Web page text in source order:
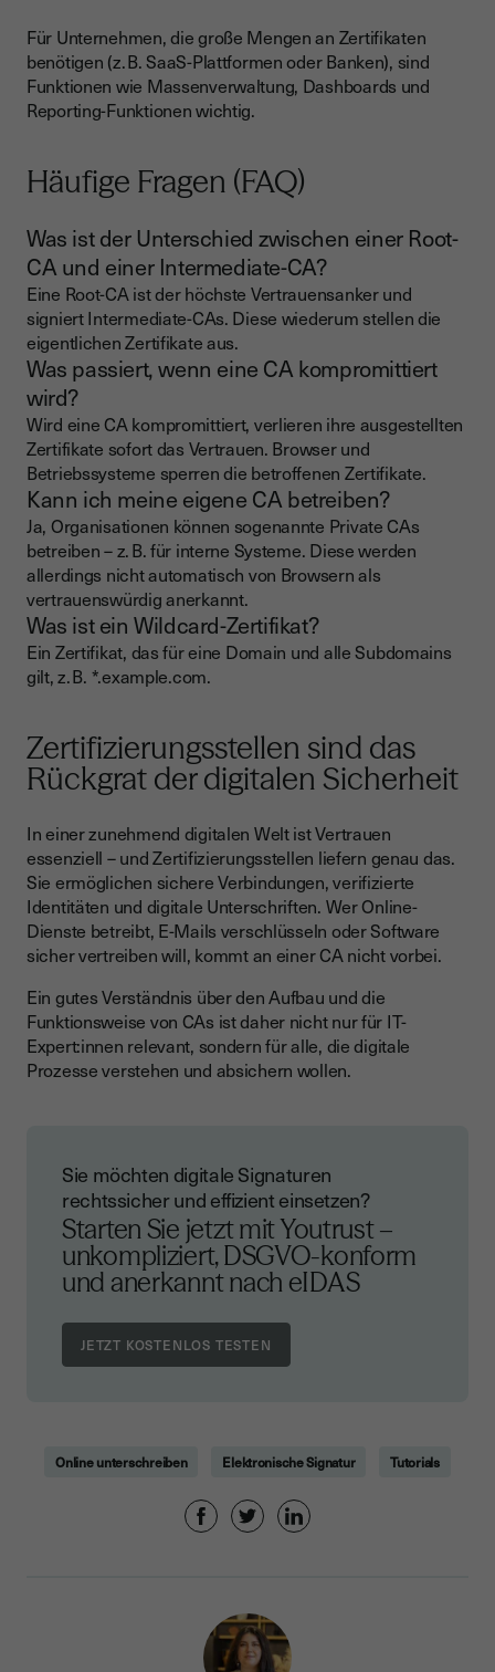
Für Unternehmen, die große Mengen an Zertifikaten
benötigen (z. B. SaaS-Plattformen oder Banken), sind
Funktionen wie Massenverwaltung, Dashboards und
Reporting-Funktionen wichtig.
Häufige Fragen (FAQ)
Was ist der Unterschied zwischen einer Root-
CA und einer Intermediate-CA?
Eine Root-CA ist der höchste Vertrauensanker und
signiert Intermediate-CAs. Diese wiederum stellen die
eigentlichen Zertifikate aus.
Was passiert, wenn eine CA kompromittiert
wird?
Wird eine CA kompromittiert, verlieren ihre ausgestellten
Zertifikate sofort das Vertrauen. Browser und
Betriebssysteme sperren die betroffenen Zertifikate.
Kann ich meine eigene CA betreiben?
Ja, Organisationen können sogenannte Private CAs
betreiben – z. B. für interne Systeme. Diese werden
allerdings nicht automatisch von Browsern als
vertrauenswürdig anerkannt.
Was ist ein Wildcard-Zertifikat?
Ein Zertifikat, das für eine Domain und alle Subdomains
gilt, z. B. *.example.com.
Zertifizierungsstellen sind das
Rückgrat der digitalen Sicherheit
In einer zunehmend digitalen Welt ist Vertrauen
essenziell – und Zertifizierungsstellen liefern genau das.
Sie ermöglichen sichere Verbindungen, verifizierte
Identitäten und digitale Unterschriften. Wer Online-
Dienste betreibt, E-Mails verschlüsseln oder Software
sicher vertreiben will, kommt an einer CA nicht vorbei.
Ein gutes Verständnis über den Aufbau und die
Funktionsweise von CAs ist daher nicht nur für IT-
Expert:innen relevant, sondern für alle, die digitale
Prozesse verstehen und absichern wollen.
Sie möchten digitale Signaturen
rechtssicher und effizient einsetzen?
Starten Sie jetzt mit Youtrust –
unkompliziert, DSGVO-konform
und anerkannt nach eIDAS
Online unterschreiben Elektronische Signatur Tutorials